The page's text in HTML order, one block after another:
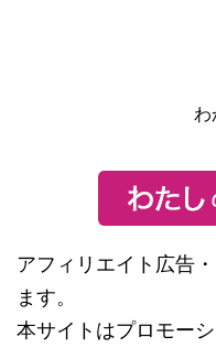
わ
アフィリエイト広告
ます。
本サイトはプロモー